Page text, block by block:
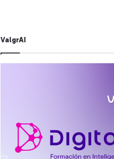
ValgrAI